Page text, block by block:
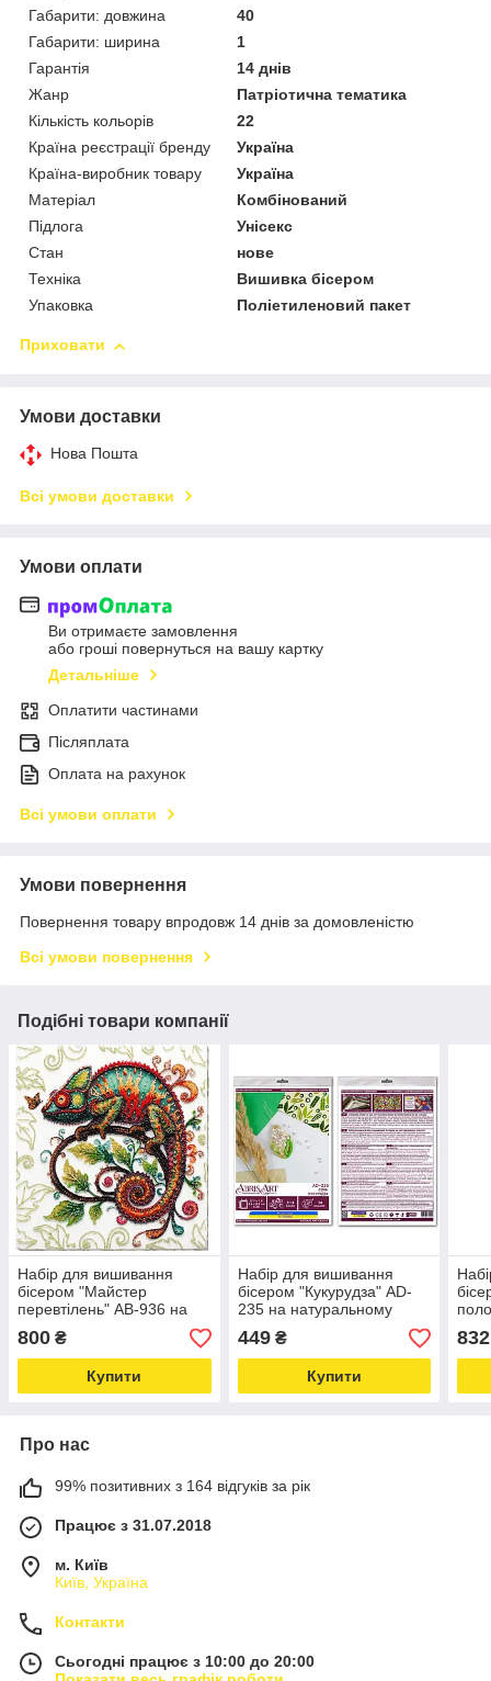
Габарити: довжина
40
Габарити: ширина
1
Гарантія
14 днів
Жанр
Патріотична тематика
Кількість кольорів
22
Країна реєстрації бренду
Україна
Країна-виробник товару
Україна
Матеріал
Комбінований
Підлога
Унісекс
Стан
нове
Техніка
Вишивка бісером
Упаковка
Поліетиленовий пакет
Приховати
Умови доставки
Нова Пошта
Всі умови доставки
Умови оплати
Ви отримаєте замовлення
або гроші повернуться на вашу картку
Детальніше
Оплатити частинами
Післяплата
Оплата на рахунок
Всі умови оплати
Умови повернення
Повернення товару впродовж 14 днів за домовленістю
Всі умови повернення
Подібні товари компанії
Набір для вишивання
бісером "Майстер
перевтілень" AB-936 на
натуральному полотні
Love&Life -online-
multimarket-
800 ₴
Купити
Набір для вишивання
бісером "Кукурудза" AD-
235 на натуральному
полотні для рукоділля
Love&Life -online-
multimarket-
449₴
Купити
832
Про нас
99% позитивних з 164 відгуків за рік
Працює з 31.07.2018
м. Київ
Київ, Україна
Контакти
Сьогодні працює з 10:00 до 20:00